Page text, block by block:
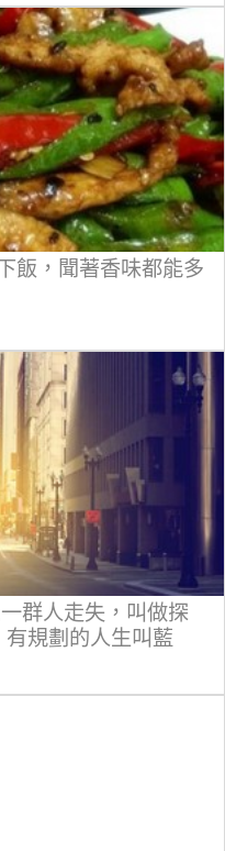
飯，聞著香味都能多
群人走失，叫做探
規劃的人生叫藍